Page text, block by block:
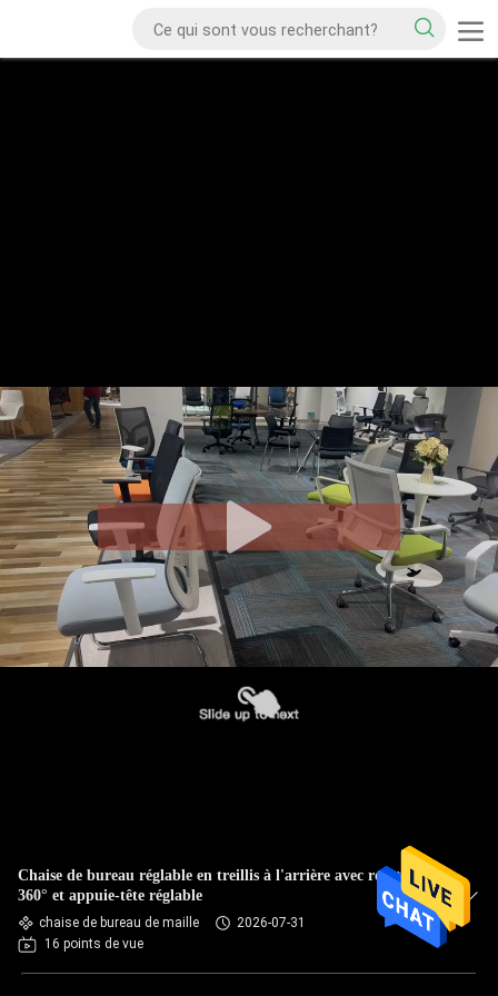
Chaise de bureau réglable en treillis à l'arrière avec rotation à
360° et appuie-tête réglable
chaise de bureau de maille
2026-07-31
16 points de vue